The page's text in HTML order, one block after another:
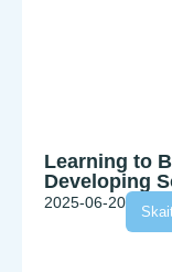
Learning to
Developing
2025-06-20